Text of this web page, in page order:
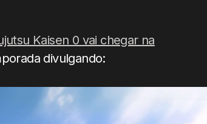
Kaisen 0 vai chegar na
divulgando: